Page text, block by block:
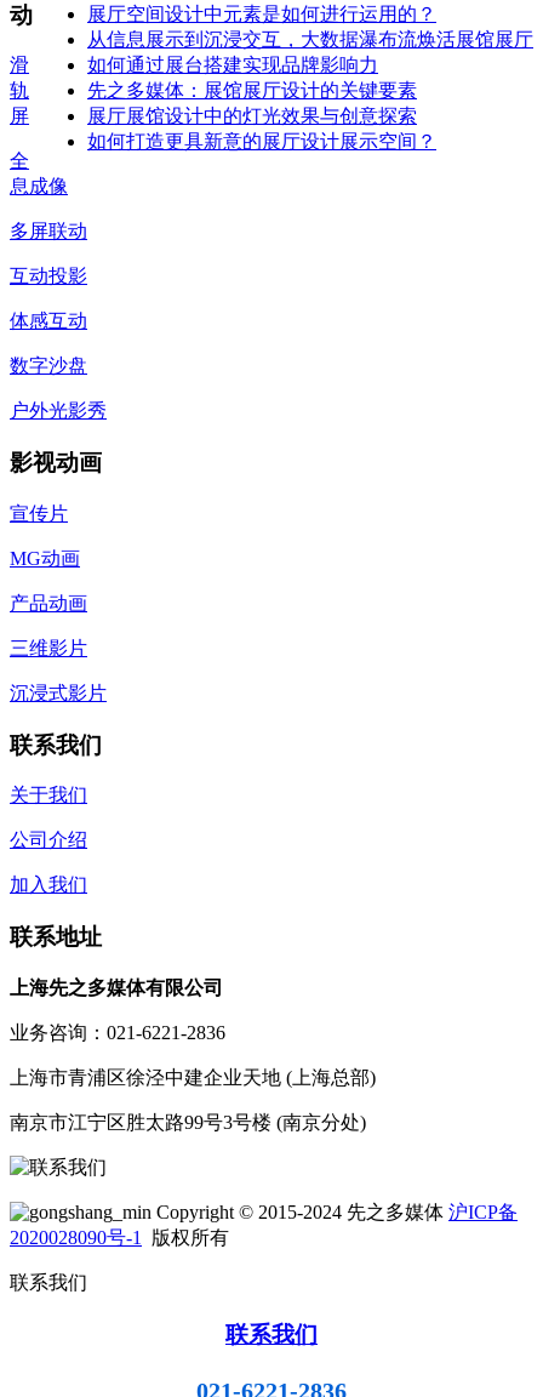
展厅空间设计中元素是如何进行运用的？
从信息展示到沉浸交互，大数据瀑布流焕活展馆展厅
如何通过展台搭建实现品牌影响力
先之多媒体：展馆展厅设计的关键要素
展厅展馆设计中的灯光效果与创意探索
如何打造更具新意的展厅设计展示空间？
动
滑
轨
屏
全
息成像
多屏联动
互动投影
体感互动
数字沙盘
户外光影秀
影视动画
宣传片
MG动画
产品动画
三维影片
沉浸式影片
联系我们
关于我们
公司介绍
加入我们
联系地址
上海先之多媒体有限公司
业务咨询：021-6221-2836
上海市青浦区徐泾中建企业天地 (上海总部)
南京市江宁区胜太路99号3号楼 (南京分处)
Copyright © 2015-2024 先之多媒体 沪ICP备
2020028090号-1
版权所有
联系我们
联系我们
021-6221-2836